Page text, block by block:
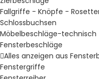
Fallgriffe - Knöpfe -
Schlossbuchsen
Möbelbeschläge-technisch
Fensterbeschläge
Alles anzeigen aus
Fenstergriffe